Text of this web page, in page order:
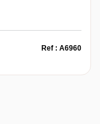
Ref : A6960